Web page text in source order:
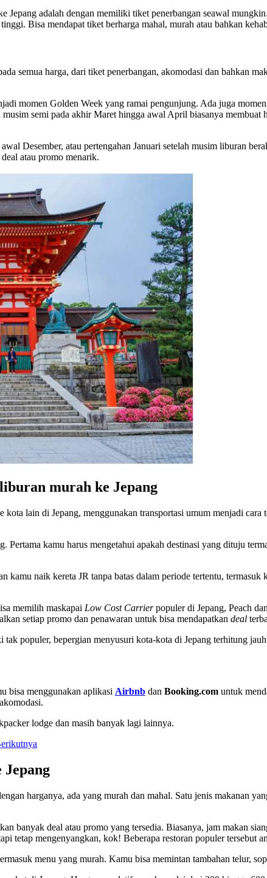
Jepang adalah dengan memiliki tiket penerbangan seawal
Bisa mendapat tiket berharga mahal, murah atau bahkan
semua harga, dari tiket penerbangan, akomodasi dan bahkan
momen Golden Week yang ramai pengunjung. Ada juga
semi pada akhir Maret hingga awal April biasanya
Desember, atau pertengahan Januari setelah musim liburan
atau promo menarik.
murah ke Jepang
lain di Jepang, menggunakan transportasi umum menjadi
Pertama kamu harus mengetahui apakah destinasi yang dituju
kamu naik kereta JR tanpa batas dalam periode tertentu,
memilih maskapai Low Cost Carrierpopuler di Jepang, Peach
setiap promo dan penawaran untuk bisa mendapatkan deal
populer, bepergian menyusuri kota-kota di Jepang terhitung
bisa menggunakan aplikasi Airbnb dan Booking.com untuk
lodge dan masih banyak lagi lainnya.
harganya, ada yang murah dan mahal. Satu jenis makanan
banyak deal atau promo yang tersedia. Biasanya, jam makan
tetap mengenyangkan, kok! Beberapa restoran populer tersebut
menu yang murah. Kamu bisa memintan tambahan telur,